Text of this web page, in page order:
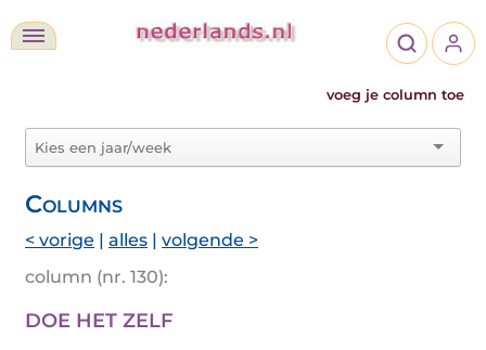
voeg je column toe
Columns
< vorige | alles | volgende >
column (nr. 130):
DOE HET ZELF